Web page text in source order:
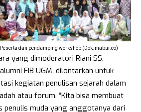
Peserta dan pendamping workshop (Dok: mabur.co)
yang dimoderatori Riani SS,
FIB UGM, dilontarkan untuk
kegiatan penulisan sejarah dalam
atau forum. “Kita bisa membuat
penulis muda yang anggotanya dari